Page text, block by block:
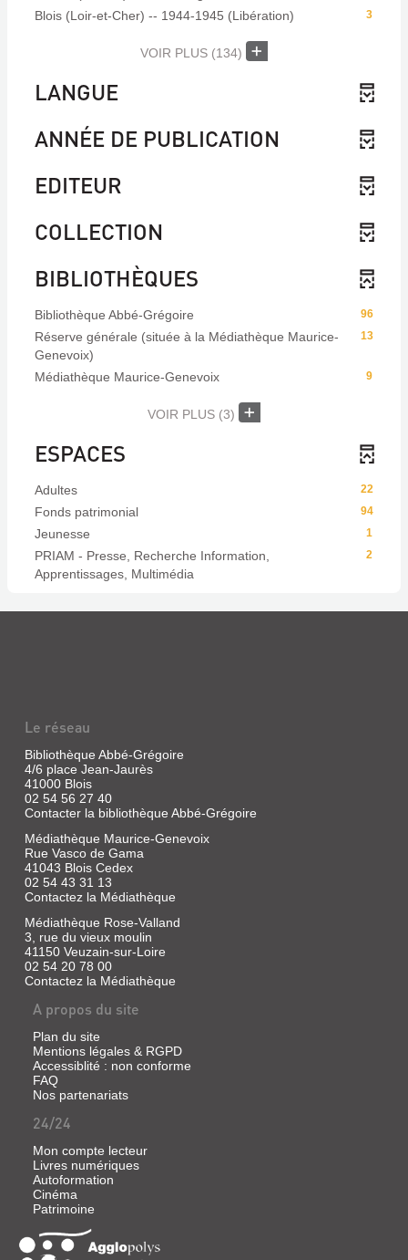
3
Blois (Loir-et-Cher) -- 1944-1945 (Libération)
VOIR PLUS (134)
LANGUE
ANNÉE DE PUBLICATION
EDITEUR
COLLECTION
BIBLIOTHÈQUES
96
Bibliothèque Abbé-Grégoire
13
Réserve générale (située à la Médiathèque Maurice-
Genevoix)
9
Médiathèque Maurice-Genevoix
VOIR PLUS (3)
ESPACES
22
Adultes
94
Fonds patrimonial
1
Jeunesse
2
PRIAM - Presse, Recherche Information,
Apprentissages, Multimédia
Le réseau
Bibliothèque Abbé-Grégoire
4/6 place Jean-Jaurès
41000 Blois
02 54 56 27 40
Contacter la bibliothèque Abbé-Grégoire
Médiathèque Maurice-Genevoix
Rue Vasco de Gama
41043 Blois Cedex
02 54 43 31 13
Contactez la Médiathèque
Médiathèque Rose-Valland
3, rue du vieux moulin
41150 Veuzain-sur-Loire
02 54 20 78 00
Contactez la Médiathèque
A propos du site
Plan du site
Mentions légales & RGPD
Accessiblité : non conforme
FAQ
Nos partenariats
24/24
Mon compte lecteur
Livres numériques
Autoformation
Cinéma
Patrimoine